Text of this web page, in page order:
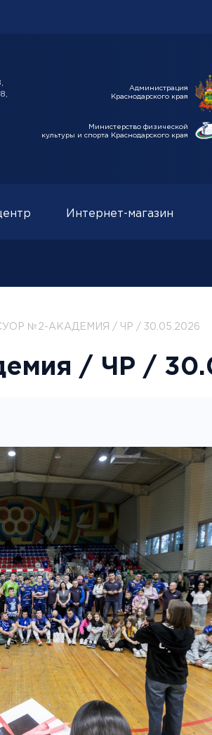
Администрация
Краснодарского края
Министерство физической
культуры и спорта Краснодарского края
Интернет-магазин
№2-АКАДЕМИЯ / ЧР / 30.05.2026
/ ЧР /